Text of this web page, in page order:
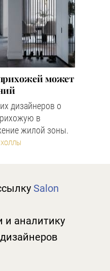
может
дизайнеров о
в
жилой зоны.
Salon
и аналитику